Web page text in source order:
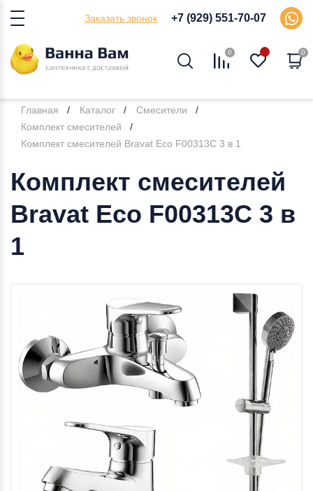
Заказать звонок +7 (929) 551-70-07
0 0
Главная Каталог
Смесители
Комплект смесителей
Комплект смесителей Bravat Eco F00313C 3 в 1
Комплект смесителей
Bravat Eco F00313C 3 в
1